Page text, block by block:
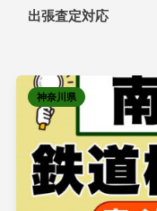
出張査定対応
神奈川県